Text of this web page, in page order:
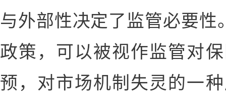
与外部性决定了监管必要性
政策，可以被视作监管对
预，对市场机制失灵的一